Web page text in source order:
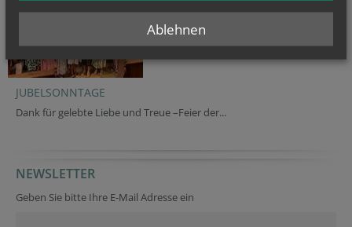
JUBELSONNTAGE
Dank für gelebte Liebe und Treue –Feier der...
NEWSLETTER
Geben Sie bitte Ihre E-Mail Adresse ein
Ablehnen